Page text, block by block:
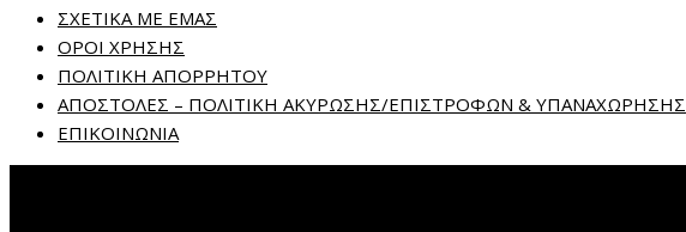
ΣΧΕΤΙΚΑ ΜΕ ΕΜΑΣ
ΟΡΟΙ ΧΡΗΣΗΣ
ΠΟΛΙΤΙΚΗ ΑΠΟΡΡΗΤΟΥ
ΑΠΟΣΤΟΛΕΣ – ΠΟΛΙΤΙΚΗ ΑΚΥΡΩΣΗΣ/ΕΠΙΣΤΡΟΦΩΝ & ΥΠΑΝΑΧΩΡΗΣΗΣ
ΕΠΙΚΟΙΝΩΝΙΑ